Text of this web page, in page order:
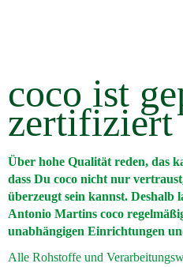
coco ist
zertifiziert
Über hohe Qualität reden, das
dass Du coco nicht nur
überzeugt sein kannst. Deshalb
Antonio Martins coco
unabhängigen Einrichtungen
Alle Rohstoffe und